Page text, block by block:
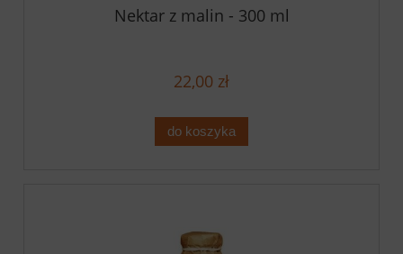
Nektar z malin - 300 ml
22,00 zł
do koszyka